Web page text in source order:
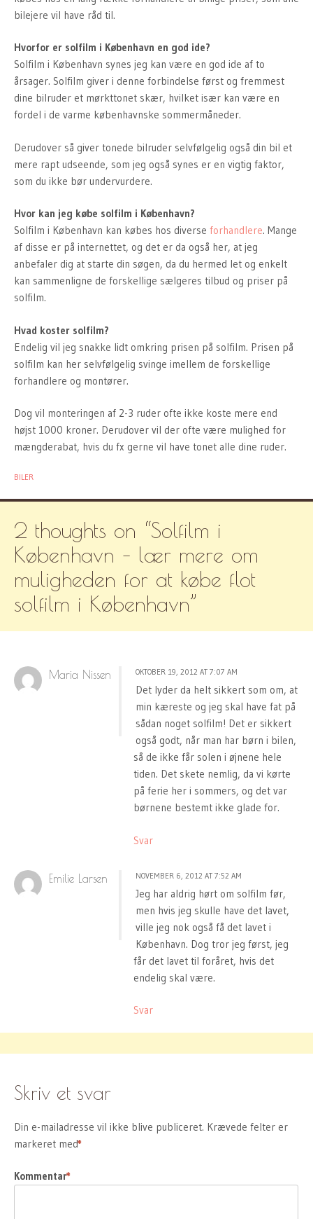
bilejere vil have råd til.
Hvorfor er solfilm i København en god ide?
Solfilm i København synes jeg kan være en god ide af to
årsager. Solfilm giver i denne forbindelse først og fremmest
dine bilruder et mørkttonet skær, hvilket især kan være en
fordel i de varme københavnske sommermåneder.
Derudover så giver tonede bilruder selvfølgelig også din bil et
mere rapt udseende, som jeg også synes er en vigtig faktor,
som du ikke bør undervurdere.
Hvor kan jeg købe solfilm i København?
Solfilm i København kan købes hos diverse forhandlere. Mange
af disse er på internettet, og det er da også her, at jeg
anbefaler dig at starte din søgen, da du hermed let og enkelt
kan sammenligne de forskellige sælgeres tilbud og priser på
solfilm.
Hvad koster solfilm?
Endelig vil jeg snakke lidt omkring prisen på solfilm. Prisen på
solfilm kan her selvfølgelig svinge imellem de forskellige
forhandlere og montører.
Dog vil monteringen af 2-3 ruder ofte ikke koste mere end
højst 1000 kroner. Derudover vil der ofte være mulighed for
mængderabat, hvis du fx gerne vil have tonet alle dine ruder.
BILER
2 thoughts on “Solfilm i
København – lær mere om
muligheden for at købe flot
solfilm i København”
Maria Nissen OKTOBER 19, 2012 AT 7:07 AM
Det lyder da helt sikkert som om, at
min kæreste og jeg skal have fat på
sådan noget solfilm! Det er sikkert
også godt, når man har børn i bilen,
så de ikke får solen i øjnene hele
tiden. Det skete nemlig, da vi kørte
på ferie her i sommers, og det var
børnene bestemt ikke glade for.
Svar
Emilie Larsen NOVEMBER 6, 2012 AT 7:52 AM
Jeg har aldrig hørt om solfilm før,
men hvis jeg skulle have det lavet,
ville jeg nok også få det lavet i
København. Dog tror jeg først, jeg
får det lavet til foråret, hvis det
endelig skal være.
Svar
Skriv et svar
Din e-mailadresse vil ikke blive publiceret. Krævede felter er
markeret med
*
Kommentar
*